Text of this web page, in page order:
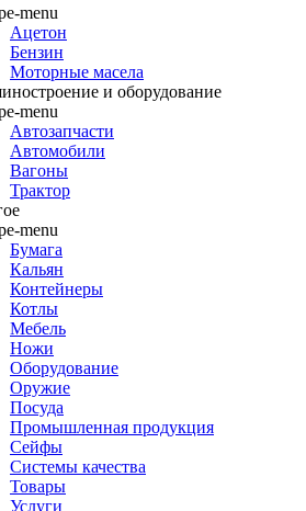
Ацетон
Бензин
Моторные масела
и оборудование
Автозапчасти
Автомобили
Вагоны
Трактор
Бумага
Кальян
Контейнеры
Котлы
Мебель
Ножи
Оборудование
Оружие
Посуда
Промышленная продукция
Сейфы
Системы качества
Товары
Услуги